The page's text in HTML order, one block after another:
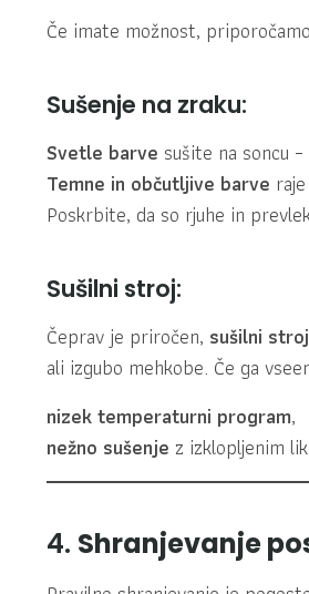
Če imate možnost, priporočamo
Sušenje na zraku:
Svetle barve sušite na soncu
Temne in občutljive barve
Poskrbite, da so rjuhe in
Sušilni stroj:
Čeprav je priročen, sušilni
ali izgubo mehkobe. Če ga
nizek temperaturni program,
nežno sušenje z izklopljenim
4. Shranjevanje